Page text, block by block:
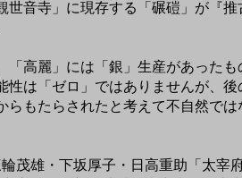
音寺」に現存する「碾磑」が『推
「高麗」には「銀」生産があった
性は「ゼロ」ではありませんが、
らもたらされたと考えて不自然で
茂雄・下坂厚子・日高重助「太宰